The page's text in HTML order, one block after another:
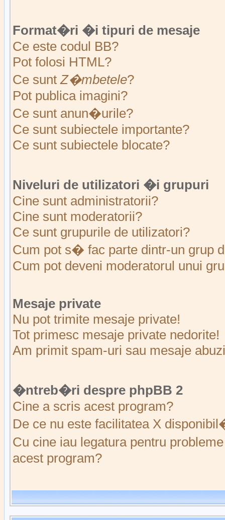
Format�ri �i tipuri de mesaje
Ce este codul BB?
Pot folosi HTML?
Ce suntZ�mbetele?
Pot publica imagini?
Ce sunt anun�urile?
Ce sunt subiectele importante?
Ce sunt subiectele blocate?
Niveluri de utilizatori �i grupuri
Cine sunt administratorii?
Cine sunt moderatorii?
Ce sunt grupurile de utilizatori?
Cum pot s� fac parte dintr-un grup
Cum pot deveni moderatorul unui
Mesaje private
Nu pot trimite mesaje private!
Tot primesc mesaje private nedorite!
Am primit spam-uri sau mesaje
�ntreb�ri despre phpBB 2
Cine a scris acest program?
De ce nu este facilitatea X
Cu cine iau legatura pentru
acest program?